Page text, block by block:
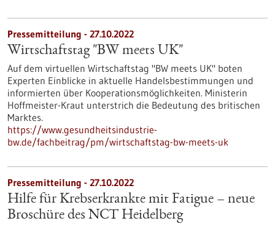
Pressemitteilung - 27.10.2022
Wirtschaftstag "BW meets UK"
Auf dem virtuellen Wirtschaftstag "BW meets UK" boten
Experten Einblicke in aktuelle Handelsbestimmungen und
informierten über Kooperationsmöglichkeiten. Ministerin
Hoffmeister-Kraut unterstrich die Bedeutung des britischen
Marktes.
https://www.gesundheitsindustrie-
bw.de/fachbeitrag/pm/wirtschaftstag-bw-meets-uk
Pressemitteilung - 27.10.2022
Hilfe für Krebserkrankte mit Fatigue – neue
Broschüre des NCT Heidelberg